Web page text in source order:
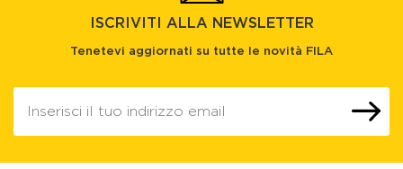
ISCRIVITI ALLA NEWSLETTER
Tenetevi aggiornati su tutte le novità FILA